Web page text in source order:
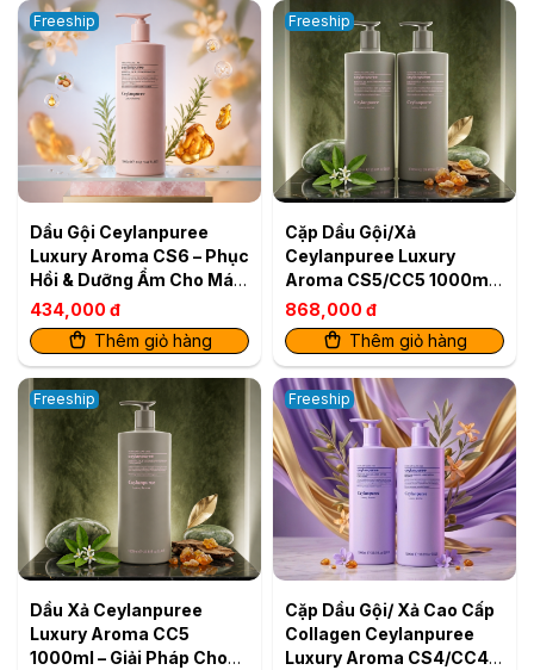
Freeship
Dầu Gội Ceylanpuree
Luxury Aroma CS6 – Phục
Hồi & Dưỡng Ẩm Cho Mái
Tóc Mềm Mượt Chuẩn
Salon
434,000 đ
Thêm giỏ hàng
Freeship
Cặp Dầu Gội/Xả
Ceylanpuree Luxury
Aroma CS5/CC5 1000ml
– Giải Pháp Cho Da Đầu
Gàu Ngứa, Tóc Khô Xơ
868,000 đ
Thêm giỏ hàng
Freeship
Dầu Xả Ceylanpuree
Luxury Aroma CC5
1000ml – Giải Pháp Cho
Freeship
Cặp Dầu Gội/ Xả Cao Cấp
Collagen Ceylanpuree
Luxury Aroma CS4/CC4